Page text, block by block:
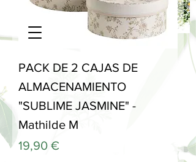
PACK DE 2 CAJAS DE
ALMACENAMIENTO
"SUBLIME JASMINE" -
Mathilde M
Precio
19,90 €